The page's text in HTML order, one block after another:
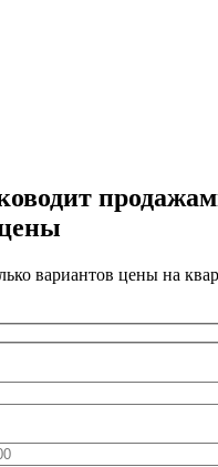
вариантов цены на